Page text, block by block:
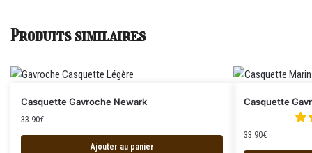
Produits similaires
Casquette Gavroche Newark
33.90€
Ajouter au panier
Casquette
33.90€